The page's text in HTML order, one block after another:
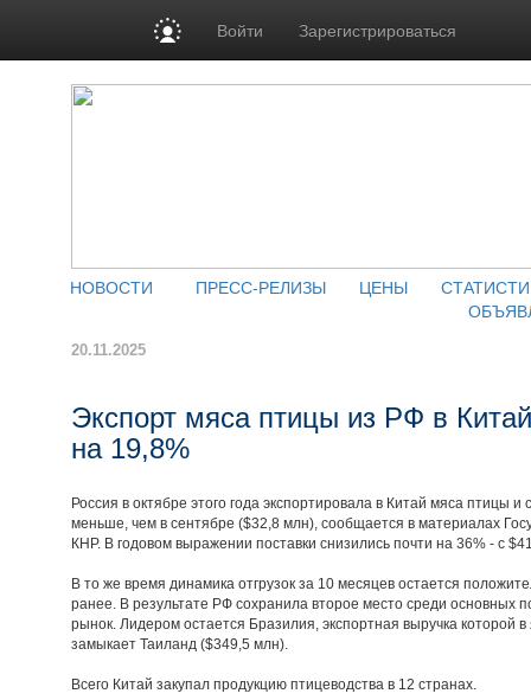
Войти Зарегистрироваться
НОВОСТИ ПРЕСС-РЕЛИЗЫ ЦЕНЫ
20.11.2025
Экспорт мяса птицы из РФ в
на 19,8%
Россия в октябре этого года экспортировала в Китай мяса птицы
меньше, чем в сентябре ($32,8 млн), сообщается в материалах
КНР. В годовом выражении поставки снизились почти на 36% - с
В то же время динамика отгрузок за 10 месяцев остается
ранее. В результате РФ сохранила второе место среди основных
рынок. Лидером остается Бразилия, экспортная выручка которой
замыкает Таиланд ($349,5 млн).
Всего Китай закупал продукцию птицеводства в 12 странах.